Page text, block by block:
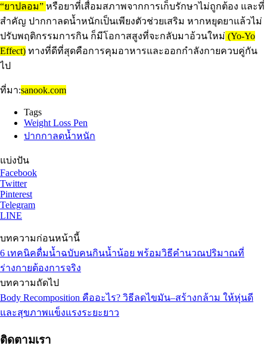
“ยาปลอม” หรือยาที่เสื่อมสภาพจากการเก็บรักษาไม่ถูกต้อง และที่
สำคัญ ปากกาลดน้ำหนักเป็นเพียงตัวช่วยเสริม หากหยุดยาแล้วไม่
ปรับพฤติกรรมการกิน ก็มีโอกาสสูงที่จะกลับมาอ้วนใหม่ (Yo-Yo
Effect) ทางที่ดีที่สุดคือการคุมอาหารและออกกำลังกายควบคู่กัน
ไป
ที่มา:sanook.com
Tags
Weight Loss Pen
ปากกาลดน้ำหนัก
แบ่งปัน
Facebook
Twitter
Pinterest
Telegram
LINE
บทความก่อนหน้านี้
6 เทคนิคดื่มน้ำฉบับคนกินน้ำน้อย พร้อมวิธีคำนวณปริมาณที่
ร่างกายต้องการจริง
บทความถัดไป
Body Recomposition คืออะไร? วิธีลดไขมัน–สร้างกล้าม ให้หุ่นดี
และสุขภาพแข็งแรงระยะยาว
ติดตามเรา